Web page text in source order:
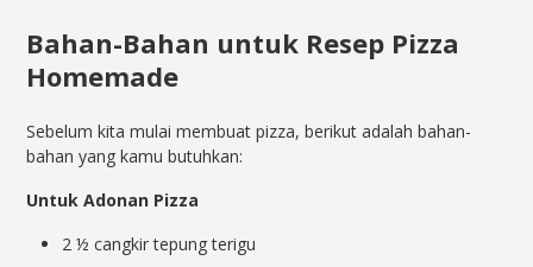
Bahan-Bahan untuk Resep Pizza
Homemade
Sebelum kita mulai membuat pizza, berikut adalah bahan-
bahan yang kamu butuhkan:
Untuk Adonan Pizza
2 ½ cangkir tepung terigu